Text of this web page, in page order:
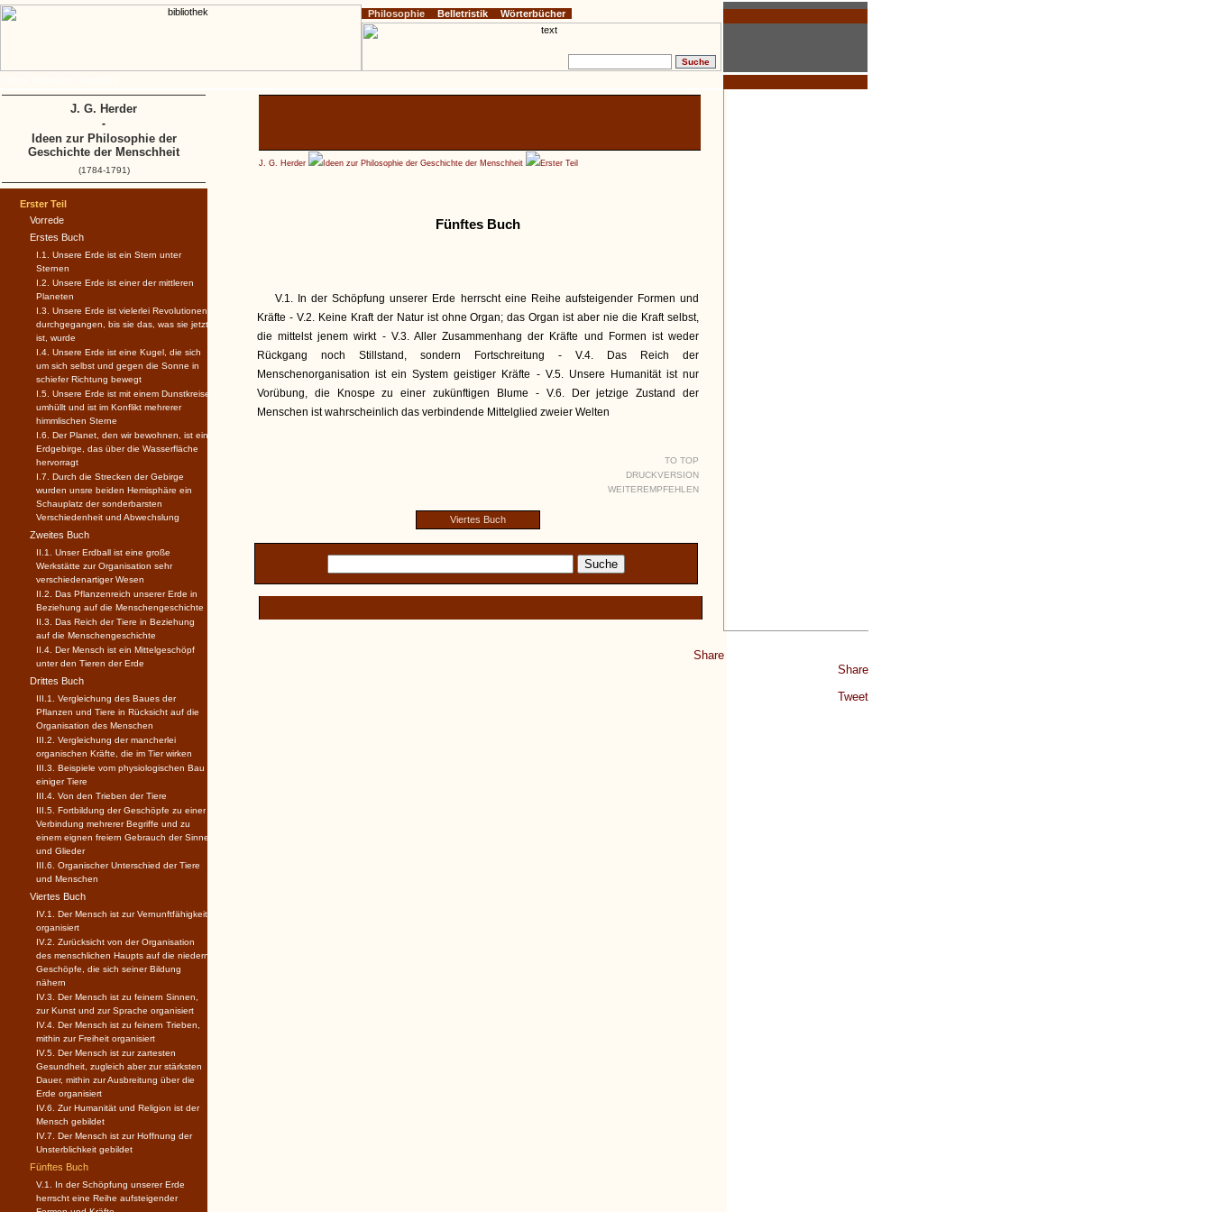
Share
Tweet
J. G. Herder Ideen zur Philosophie der Geschichte der Menschheit Erster Teil
Fünftes Buch
V.1. In der Schöpfung unserer Erde herrscht eine Reihe aufsteigender Formen und
Kräfte - V.2. Keine Kraft der Natur ist ohne Organ; das Organ ist aber nie die Kraft selbst,
die mittelst jenem wirkt - V.3. Aller Zusammenhang der Kräfte und Formen ist weder
Rückgang noch Stillstand, sondern Fortschreitung - V.4. Das Reich der
Menschenorganisation ist ein System geistiger Kräfte - V.5. Unsere Humanität ist nur
Vorübung, die Knospe zu einer zukünftigen Blume - V.6. Der jetzige Zustand der
Menschen ist wahrscheinlich das verbindende Mittelglied zweier Welten
TO TOP
DRUCKVERSION
WEITEREMPFEHLEN
Viertes Buch
Share
Erster Teil
Vorrede
Erstes Buch
I.1. Unsere Erde ist ein Stern unter
Sternen
I.2. Unsere Erde ist einer der mittleren
Planeten
I.3. Unsere Erde ist vielerlei Revolutionen
durchgegangen, bis sie das, was sie jetzt
ist, wurde
I.4. Unsere Erde ist eine Kugel, die sich
um sich selbst und gegen die Sonne in
schiefer Richtung bewegt
I.5. Unsere Erde ist mit einem Dunstkreise
umhüllt und ist im Konflikt mehrerer
himmlischen Sterne
I.6. Der Planet, den wir bewohnen, ist ein
Erdgebirge, das über die Wasserfläche
hervorragt
I.7. Durch die Strecken der Gebirge
wurden unsre beiden Hemisphäre ein
Schauplatz der sonderbarsten
Verschiedenheit und Abwechslung
Zweites Buch
II.1. Unser Erdball ist eine große
Werkstätte zur Organisation sehr
verschiedenartiger Wesen
II.2. Das Pflanzenreich unserer Erde in
Beziehung auf die Menschengeschichte
II.3. Das Reich der Tiere in Beziehung
auf die Menschengeschichte
II.4. Der Mensch ist ein Mittelgeschöpf
unter den Tieren der Erde
Drittes Buch
III.1. Vergleichung des Baues der
Pflanzen und Tiere in Rücksicht auf die
Organisation des Menschen
III.2. Vergleichung der mancherlei
organischen Kräfte, die im Tier wirken
III.3. Beispiele vom physiologischen Bau
einiger Tiere
III.4. Von den Trieben der Tiere
III.5. Fortbildung der Geschöpfe zu einer
Verbindung mehrerer Begriffe und zu
einem eignen freiern Gebrauch der Sinne
und Glieder
III.6. Organischer Unterschied der Tiere
und Menschen
Viertes Buch
IV.1. Der Mensch ist zur Vernunftfähigkeit
organisiert
IV.2. Zurücksicht von der Organisation
des menschlichen Haupts auf die niedern
Geschöpfe, die sich seiner Bildung
nähern
IV.3. Der Mensch ist zu feinern Sinnen,
zur Kunst und zur Sprache organisiert
IV.4. Der Mensch ist zu feinern Trieben,
mithin zur Freiheit organisiert
IV.5. Der Mensch ist zur zartesten
Gesundheit, zugleich aber zur stärksten
Dauer, mithin zur Ausbreitung über die
Erde organisiert
IV.6. Zur Humanität und Religion ist der
Mensch gebildet
IV.7. Der Mensch ist zur Hoffnung der
Unsterblichkeit gebildet
Fünftes Buch
V.1. In der Schöpfung unserer Erde
herrscht eine Reihe aufsteigender
Philosophie Belletristik Wörterbücher
J. G. Herder
-
Ideen zur Philosophie der
Geschichte der Menschheit
(1784-1791)